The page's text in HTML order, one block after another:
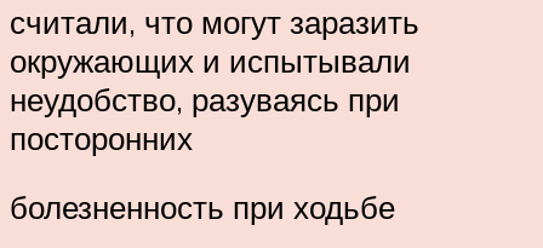
считали, что могут заразить
окружающих и испытывали
неудобство, разуваясь при
посторонних
болезненность при ходьбе